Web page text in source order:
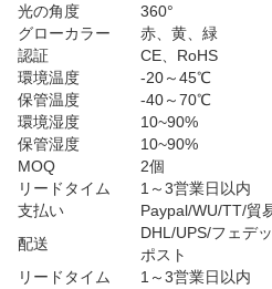
光の角度
360°
グローカラー
赤、黄、緑
認証
CE、RoHS
環境温度
-20～45℃
保管温度
-40～70℃
環境湿度
10~90%
保管湿度
10~90%
MOQ
2個
リードタイム
1～3営業日以内
支払い
Paypal/WU/TT/貿
配送
DHL/UPS/フェデ
ポスト
リードタイム
1～3営業日以内